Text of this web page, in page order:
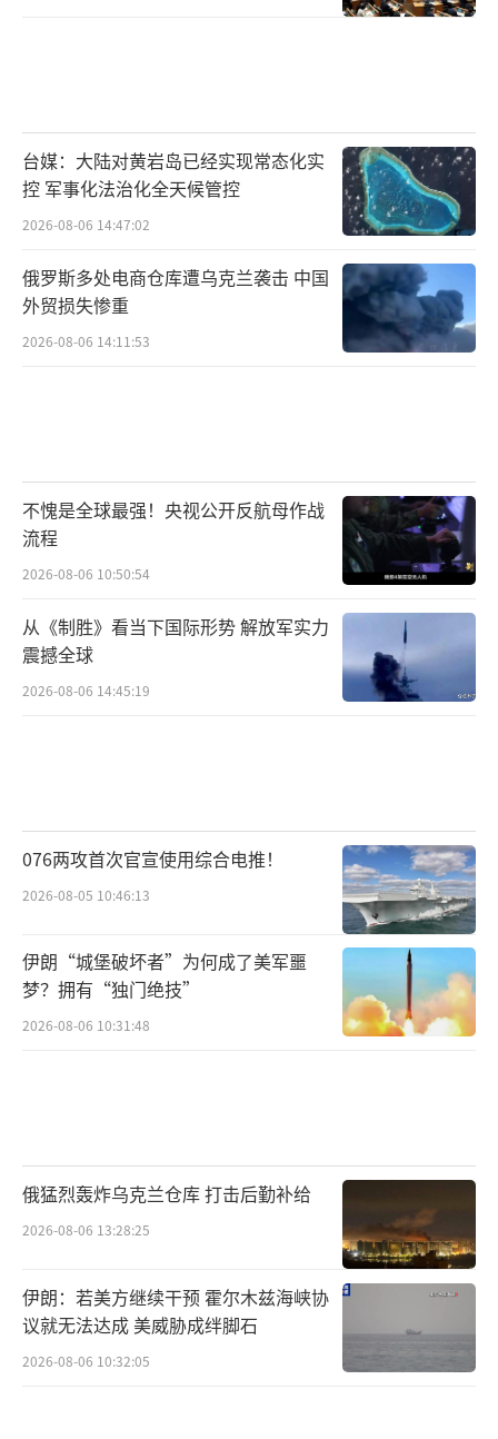
台媒：大陆对黄岩岛已经实现常态化实
控 军事化法治化全天候管控
2026-08-06 14:47:02
俄罗斯多处电商仓库遭乌克兰袭击 中国
外贸损失惨重
2026-08-06 14:11:53
不愧是全球最强！央视公开反航母作战
流程
2026-08-06 10:50:54
从《制胜》看当下国际形势 解放军实力
震撼全球
2026-08-06 14:45:19
076两攻首次官宣使用综合电推！
2026-08-05 10:46:13
伊朗“城堡破坏者”为何成了美军噩
梦？拥有“独门绝技”
2026-08-06 10:31:48
俄猛烈轰炸乌克兰仓库 打击后勤补给
2026-08-06 13:28:25
伊朗：若美方继续干预 霍尔木兹海峡协
议就无法达成 美威胁成绊脚石
2026-08-06 10:32:05